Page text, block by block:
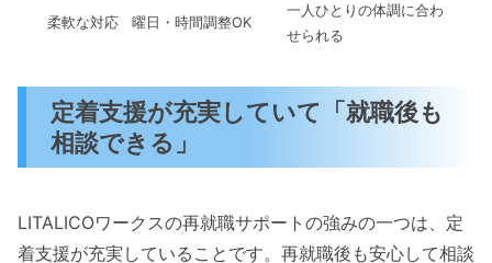
柔軟な対応 曜日・時間調整OK
一人ひとりの体調に合わ
せられる
定着支援が充実していて「就職後も
相談できる」
LITALICOワークスの再就職サポートの強みの一つは、定
着支援が充実していることです。再就職後も安心して相談